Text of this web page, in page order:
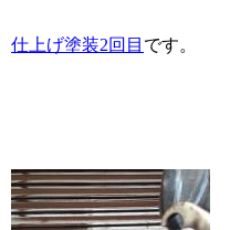
仕上げ塗装2回目 です。